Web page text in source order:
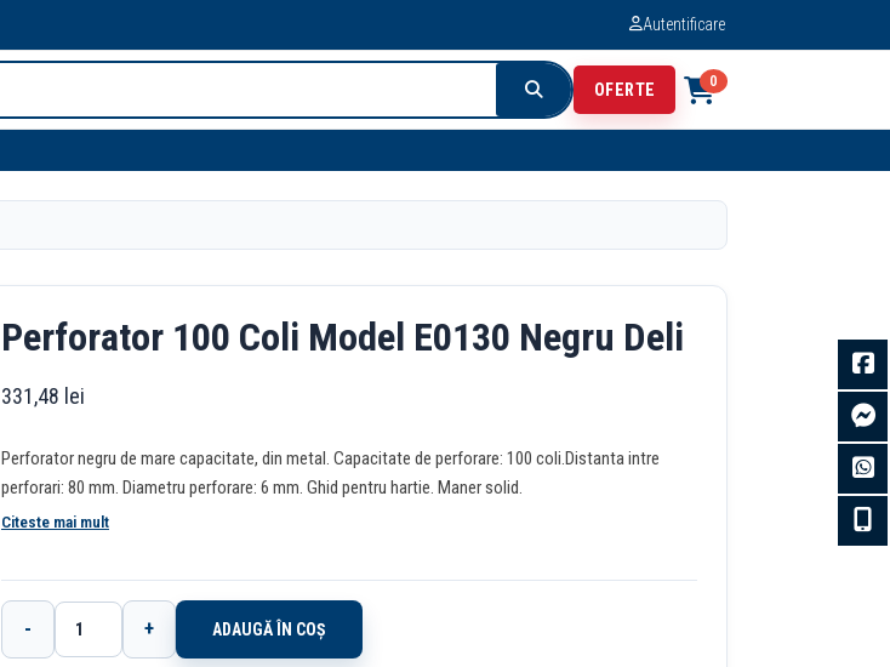
Autentificare
OFERTE 0
Perforator 100 Coli Model E0130 Negru Deli
331,48 lei
Perforator negru de mare capacitate, din metal. Capacitate de perforare: 100 coli.Distanta intre
perforari: 80 mm. Diametru perforare: 6 mm. Ghid pentru hartie. Maner solid.
Citeste mai mult
Cantitate
- + ADAUGĂ ÎN COȘ